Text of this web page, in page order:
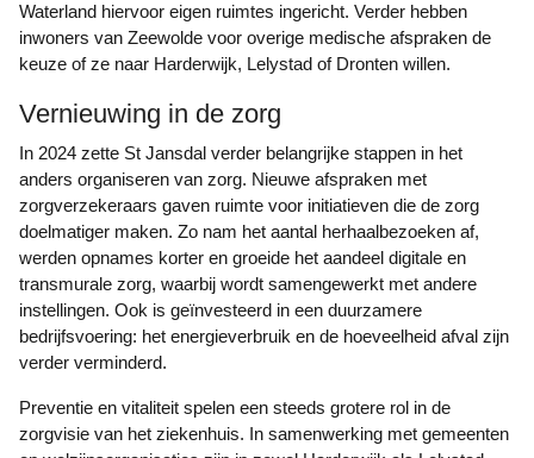
Waterland hiervoor eigen ruimtes ingericht. Verder hebben
inwoners van Zeewolde voor overige medische afspraken de
keuze of ze naar Harderwijk, Lelystad of Dronten willen.
Vernieuwing in de zorg
In 2024 zette St Jansdal verder belangrijke stappen in het
anders organiseren van zorg. Nieuwe afspraken met
zorgverzekeraars gaven ruimte voor initiatieven die de zorg
doelmatiger maken. Zo nam het aantal herhaalbezoeken af,
werden opnames korter en groeide het aandeel digitale en
transmurale zorg, waarbij wordt samengewerkt met andere
instellingen. Ook is geïnvesteerd in een duurzamere
bedrijfsvoering: het energieverbruik en de hoeveelheid afval zijn
verder verminderd.
Preventie en vitaliteit spelen een steeds grotere rol in de
zorgvisie van het ziekenhuis. In samenwerking met gemeenten